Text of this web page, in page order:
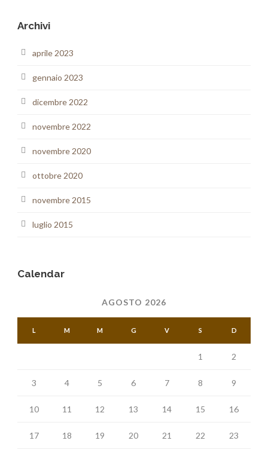
Archivi
aprile 2023
gennaio 2023
dicembre 2022
novembre 2022
novembre 2020
ottobre 2020
novembre 2015
luglio 2015
Calendar
AGOSTO 2026
L M M G V S D
1 2
3 4 5 6 7 8 9
10 11 12 13 14 15 16
17 18 19 20 21 22 23